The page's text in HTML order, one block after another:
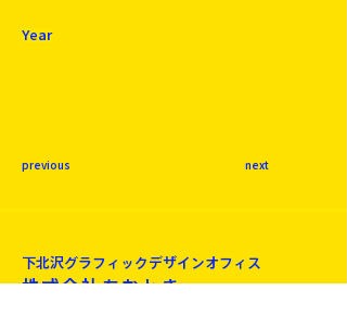
Year
previous next
下北沢​グラフィックデザインオフィス
株式会社あおとき